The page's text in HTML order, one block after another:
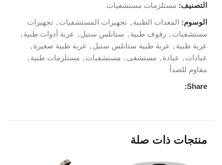
التصنيف: مستلزمات مستشفيات
الوسوم: المعدات الطبية , تجهيزات المستشفيات , تجهيزات
مستشفيات , رفوف طبية , ستانلس ستيل , عربة أدوات طبية ,
عربة طبية , عربة طبية ستانلس ستيل , عربة طبية صغيرة ,
عيادات , عيادة , مستشفى , مستشفيات , مستلزمات طبية ,
مقاوم للصدأ
Share:
منتجات ذات صلة